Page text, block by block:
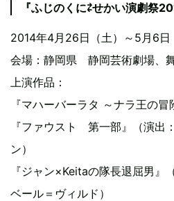
『ふじのくに⇄せかい演劇祭
2014年4月26日（土）～5月6日
会場：静岡県 静岡芸術劇場、
上演作品：
『マハーバーラタ ～ナラ王の冒
『ファウスト 第一部』（演出
ン）
『ジャン×Keitaの隊長退屈男』
ベール＝ヴィルド）